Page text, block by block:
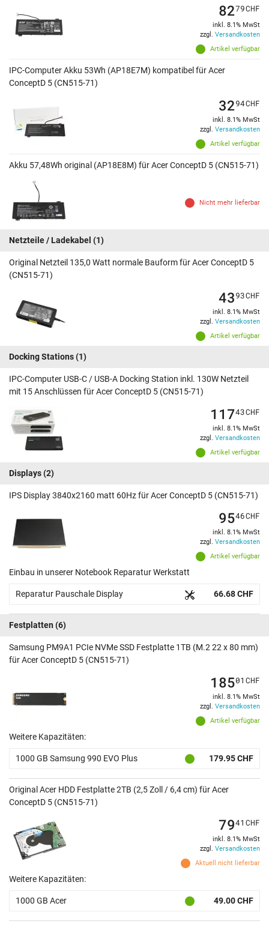
Artikel verfügbar
8279CHF
inkl. 8.1% MwSt
zzgl. Versandkosten
IPC-Computer Akku 53Wh (AP18E7M) kompatibel für Acer
ConceptD 5 (CN515-71)
Artikel verfügbar
3294CHF
inkl. 8.1% MwSt
zzgl. Versandkosten
Akku 57,48Wh original (AP18E8M) für Acer ConceptD 5 (CN515-71)
Nicht mehr lieferbar
Netzteile / Ladekabel (1)
Original Netzteil 135,0 Watt normale Bauform für Acer ConceptD 5
(CN515-71)
Artikel verfügbar
4393CHF
inkl. 8.1% MwSt
zzgl. Versandkosten
Docking Stations(1)
IPC-Computer USB-C / USB-A Docking Station inkl. 130W Netzteil
mit 15 Anschlüssen für Acer ConceptD 5 (CN515-71)
Artikel verfügbar
11743CHF
inkl. 8.1% MwSt
zzgl. Versandkosten
Displays(2)
IPS Display 3840x2160 matt 60Hz für Acer ConceptD 5 (CN515-71)
Artikel verfügbar
9546CHF
inkl. 8.1% MwSt
zzgl. Versandkosten
Einbau in unserer Notebook Reparatur Werkstatt
Reparatur Pauschale Display 66.68 CHF
Festplatten (6)
Samsung PM9A1 PCIe NVMe SSD Festplatte 1TB (M.2 22 x 80 mm)
für Acer ConceptD 5 (CN515-71)
Artikel verfügbar
18501 CHF
inkl. 8.1% MwSt
zzgl. Versandkosten
Weitere Kapazitäten:
1000 GB Samsung 990 EVO Plus 179.95 CHF
Original Acer HDD Festplatte 2TB (2,5 Zoll / 6,4 cm) für Acer
ConceptD 5 (CN515-71)
Aktuell nicht lieferbar
7941 CHF
inkl. 8.1% MwSt
zzgl. Versandkosten
Weitere Kapazitäten:
1000 GB Acer 49.00 CHF